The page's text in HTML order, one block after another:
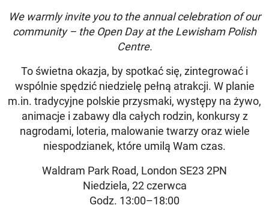
We warmly invite you to the annual celebration of our
community – the Open Day at the Lewisham Polish
Centre.
To świetna okazja, by spotkać się, zintegrować i
wspólnie spędzić niedzielę pełną atrakcji. W planie
m.in. tradycyjne polskie przysmaki, występy na żywo,
animacje i zabawy dla całych rodzin, konkursy z
nagrodami, loteria, malowanie twarzy oraz wiele
niespodzianek, które umilą Wam czas.
Waldram Park Road, London SE23 2PN
Niedziela, 22 czerwca
Godz. 13:00–18:00